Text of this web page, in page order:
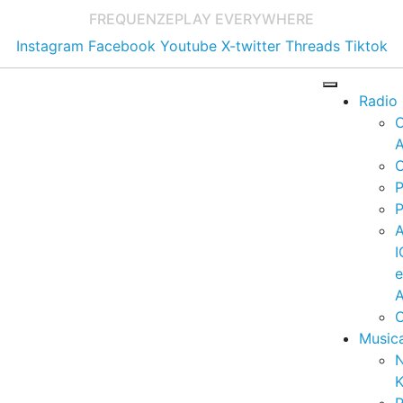
FREQUENZEPLAY EVERYWHERE
Instagram Facebook Youtube X-twitter Threads Tiktok
Radio
e